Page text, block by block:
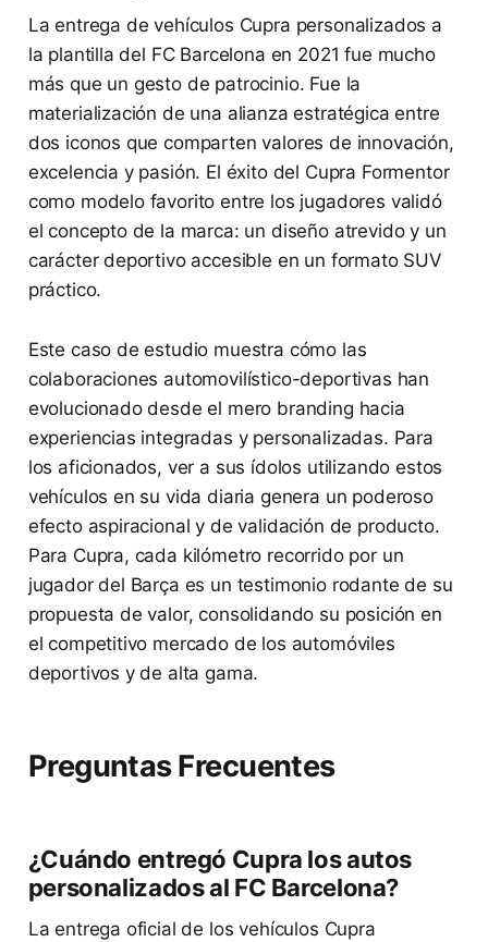
La entrega de vehículos Cupra personalizados a
la plantilla del FC Barcelona en 2021 fue mucho
más que un gesto de patrocinio. Fue la
materialización de una alianza estratégica entre
dos iconos que comparten valores de innovación,
excelencia y pasión. El éxito del Cupra Formentor
como modelo favorito entre los jugadores validó
el concepto de la marca: un diseño atrevido y un
carácter deportivo accesible en un formato SUV
práctico.
Este caso de estudio muestra cómo las
colaboraciones automovilístico-deportivas han
evolucionado desde el mero branding hacia
experiencias integradas y personalizadas. Para
los aficionados, ver a sus ídolos utilizando estos
vehículos en su vida diaria genera un poderoso
efecto aspiracional y de validación de producto.
Para Cupra, cada kilómetro recorrido por un
jugador del Barça es un testimonio rodante de su
propuesta de valor, consolidando su posición en
el competitivo mercado de los automóviles
deportivos y de alta gama.
Preguntas Frecuentes
¿Cuándo entregó Cupra los autos
personalizados al FC Barcelona?
La entrega oficial de los vehículos Cupra